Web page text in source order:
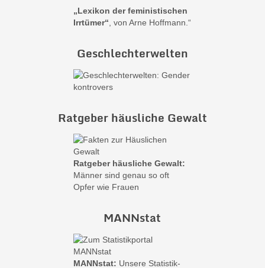
„Lexikon der feministischen
Irrtümer“ , von Arne Hoffmann.“
Geschlechterwelten
Ratgeber häusliche Gewalt
Ratgeber häusliche Gewalt:
Männer sind genau so oft
Opfer wie Frauen
MANNstat
MANNstat: Unsere Statistik-